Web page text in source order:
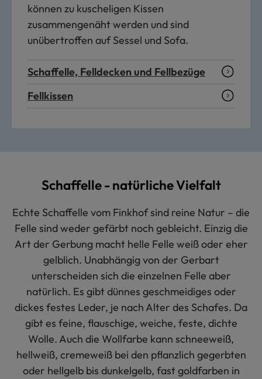
können zu kuscheligen Kissen
zusammengenäht werden und sind
unübertroffen auf Sessel und Sofa.
Schaffelle, Felldecken und Fellbezüge
Fellkissen
Schaffelle - natürliche Vielfalt
Echte Schaffelle vom Finkhof sind reine Natur – die
Felle sind weder gefärbt noch gebleicht. Einzig die
Art der Gerbung macht helle Felle weiß oder eher
gelblich. Unabhängig von der Gerbart
unterscheiden sich die einzelnen Felle aber
natürlich. Es gibt dünnes geschmeidiges oder
dickes festes Leder, je nach Alter des Schafes. Da
gibt es feine, flauschige, weiche, feste, dichte
Wolle. Auch die Wollfarbe kann schneeweiß,
hellweiß, cremeweiß bei den pflanzlich gegerbten
oder hellgelb bis dunkelgelb, fast goldfarben in